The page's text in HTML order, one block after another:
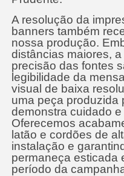
A resolução da
banners também
nossa produção.
distâncias maiores,
precisão das fontes
legibilidade da
visual de baixa
uma peça produzida
demonstra cuidado
Oferecemos
latão e cordões de
instalação e
permaneça esticada
período da